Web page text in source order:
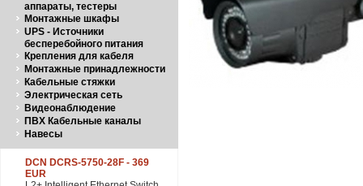
аппараты, тестеры
Монтажные шкафы
UPS - Источники
бесперебойного питания
Крепления для кабеля
Монтажные принадлежности
Кабельные стяжки
Электрическая сеть
Видеонаблюдение
ПВХ Кабельные каналы
Навесы
DCN DCRS-5750-28F - 369
EUR